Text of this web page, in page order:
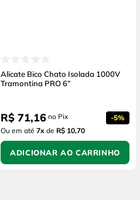
Alicate Bico Chato Isolada 1000V
Tramontina PRO 6”
R$ 71,16 no Pix -5%
Ou em até 7x de R$ 10,70
ADICIONAR AO CARRINHO